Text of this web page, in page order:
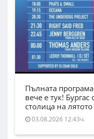
Пълната
вече е тук!
столица на лятото
03.08.2026 12:43ч.